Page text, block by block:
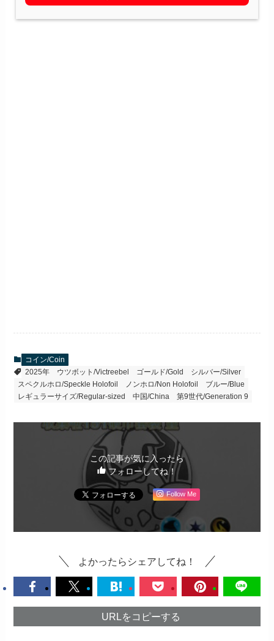
コイン/Coin
2025年
ウツボット/Victreebel ゴールド/Gold
シルバー/Silver
スペクルホロ/Speckle Holofoil
ノンホロ/Non Holofoil
ブルー/Blue
レギュラーサイズ/Regular-sized
中国/China 第9世代/Generation 9
この記事が気に入ったら
フォローしてね！
Follow Me
よかったらシェアしてね！
URLをコピーする